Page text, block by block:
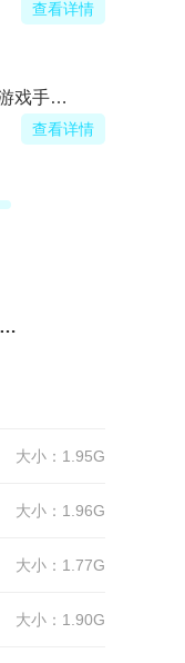
查看详情
魔塔地牢单人双行游戏手机版
查看详情
我的世界移动版v3.9.5.297103 最新版
大小：1.95G
大小：1.96G
大小：1.77G
大小：1.90G